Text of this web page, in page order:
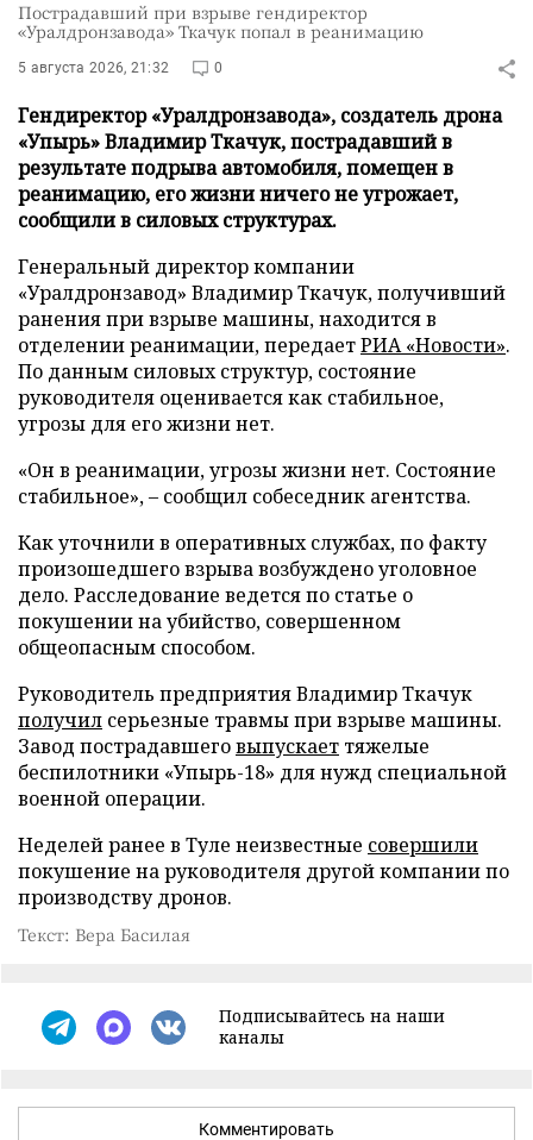
Пострадавший при взрыве гендиректор
«Уралдронзавода» Ткачук попал в реанимацию
5 августа 2026, 21:32 0
Гендиректор «Уралдронзавода», создатель дрона
«Упырь» Владимир Ткачук, пострадавший в
результате подрыва автомобиля, помещен в
реанимацию, его жизни ничего не угрожает,
сообщили в силовых структурах.
Генеральный директор компании
«Уралдронзавод» Владимир Ткачук, получивший
ранения при взрыве машины, находится в
отделении реанимации, передаетРИА «Новости».
По данным силовых структур, состояние
руководителя оценивается как стабильное,
угрозы для его жизни нет.
«Он в реанимации, угрозы жизни нет. Состояние
стабильное», – сообщил собеседник агентства.
Как уточнили в оперативных службах, по факту
произошедшего взрыва возбуждено уголовное
дело. Расследование ведется по статье о
покушении на убийство, совершенном
общеопасным способом.
Руководитель предприятия Владимир Ткачук
получил серьезные травмы при взрыве машины.
Завод пострадавшеговыпускает тяжелые
беспилотники «Упырь-18» для нужд специальной
военной операции.
Неделей ранее в Туле неизвестные совершили
покушение на руководителя другой компании по
производству дронов.
Текст: Вера Басилая
Подписывайтесь на наши
каналы
Комментировать